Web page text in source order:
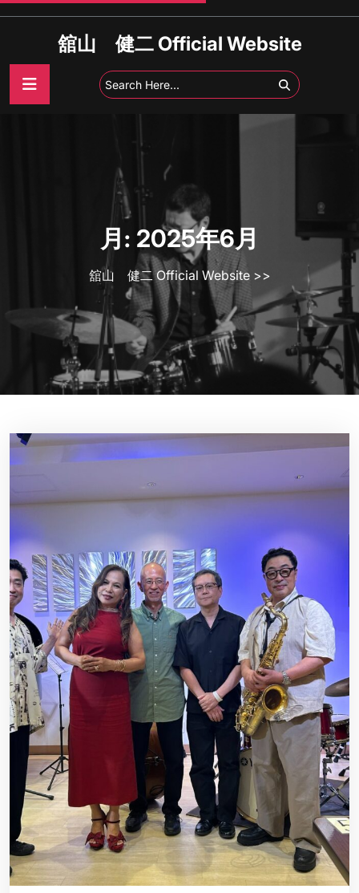
舘山 健二 Official Website
月: 2025年6月
舘山 健二 Official Website>>